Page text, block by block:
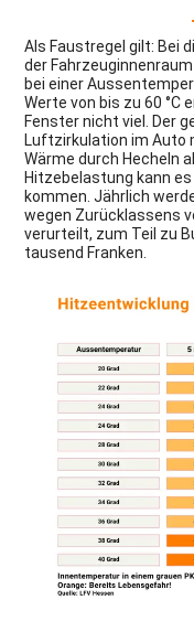
Als Faustregel gilt: Bei
der
bei einer
Werte von bis zu 60 °C
Fenster nicht viel. Der
Luftzirkulation im Auto
Wärme durch Hecheln
Hitzebelastung kann
kommen. Jährlich
wegen Zurücklassens
verurteilt, zum Teil zu
tausend Franken.